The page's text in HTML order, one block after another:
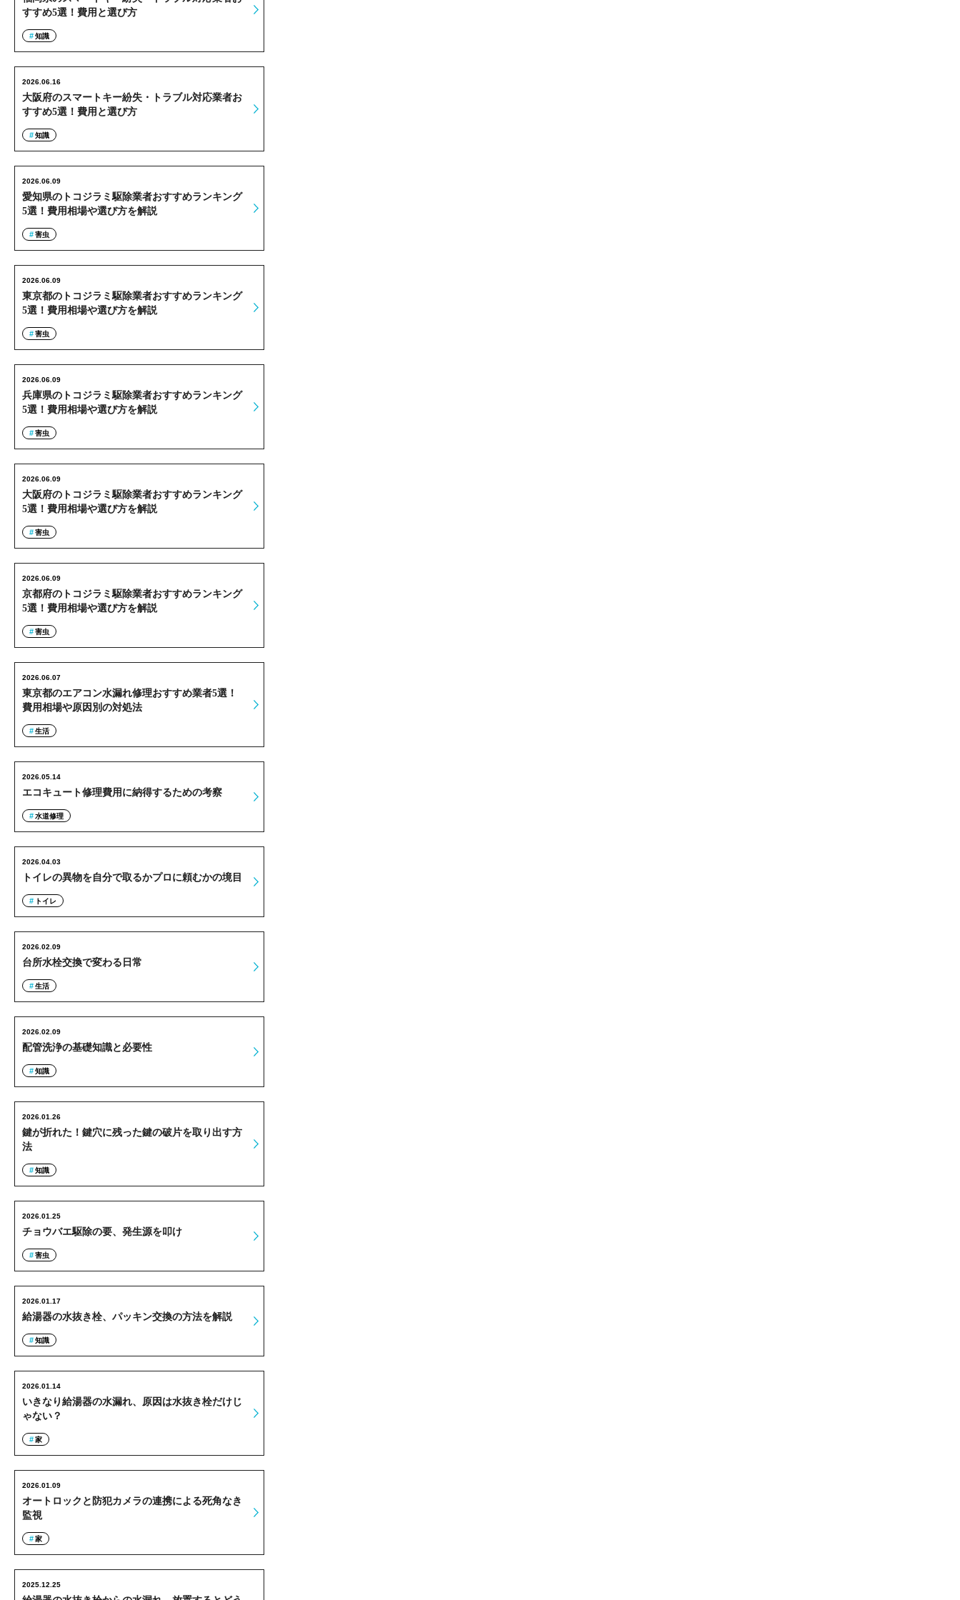
すすめ5選！費用と選び方
知識
大阪府のスマートキー紛失・トラブル対応業者お
すすめ5選！費用と選び方
2026.06.16
知識
愛知県のトコジラミ駆除業者おすすめランキング
5選！費用相場や選び方を解説
2026.06.09
害虫
東京都のトコジラミ駆除業者おすすめランキング
5選！費用相場や選び方を解説
2026.06.09
害虫
兵庫県のトコジラミ駆除業者おすすめランキング
5選！費用相場や選び方を解説
2026.06.09
害虫
大阪府のトコジラミ駆除業者おすすめランキング
5選！費用相場や選び方を解説
2026.06.09
害虫
京都府のトコジラミ駆除業者おすすめランキング
5選！費用相場や選び方を解説
2026.06.09
害虫
東京都のエアコン水漏れ修理おすすめ業者5選！
費用相場や原因別の対処法
2026.06.07
生活
エコキュート修理費用に納得するための考察
2026.05.14
水道修理
トイレの異物を自分で取るかプロに頼むかの境目
2026.04.03
トイレ
台所水栓交換で変わる日常
2026.02.09
生活
配管洗浄の基礎知識と必要性
2026.02.09
知識
鍵が折れた！鍵穴に残った鍵の破片を取り出す方
法
2026.01.26
知識
チョウバエ駆除の要、発生源を叩け
2026.01.25
害虫
給湯器の水抜き栓、パッキン交換の方法を解説
2026.01.17
知識
いきなり給湯器の水漏れ、原因は水抜き栓だけじ
ゃない？
2026.01.14
家
オートロックと防犯カメラの連携による死角なき
監視
2026.01.09
家
2025.12.25